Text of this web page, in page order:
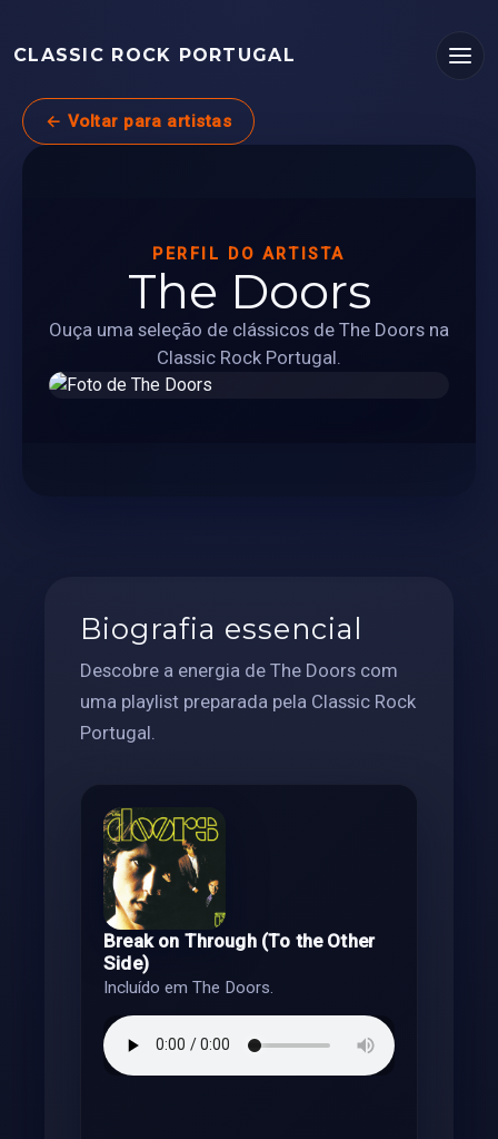
CLASSIC ROCK PORTUGAL
← Voltar para artistas
PERFIL DO ARTISTA
The Doors
Ouça uma seleção de clássicos de The Doors na
Classic Rock Portugal.
Biografia essencial
Descobre a energia de The Doors com
uma playlist preparada pela Classic Rock
Portugal.
Break on Through (To the Other
Side)
Incluído em The Doors.